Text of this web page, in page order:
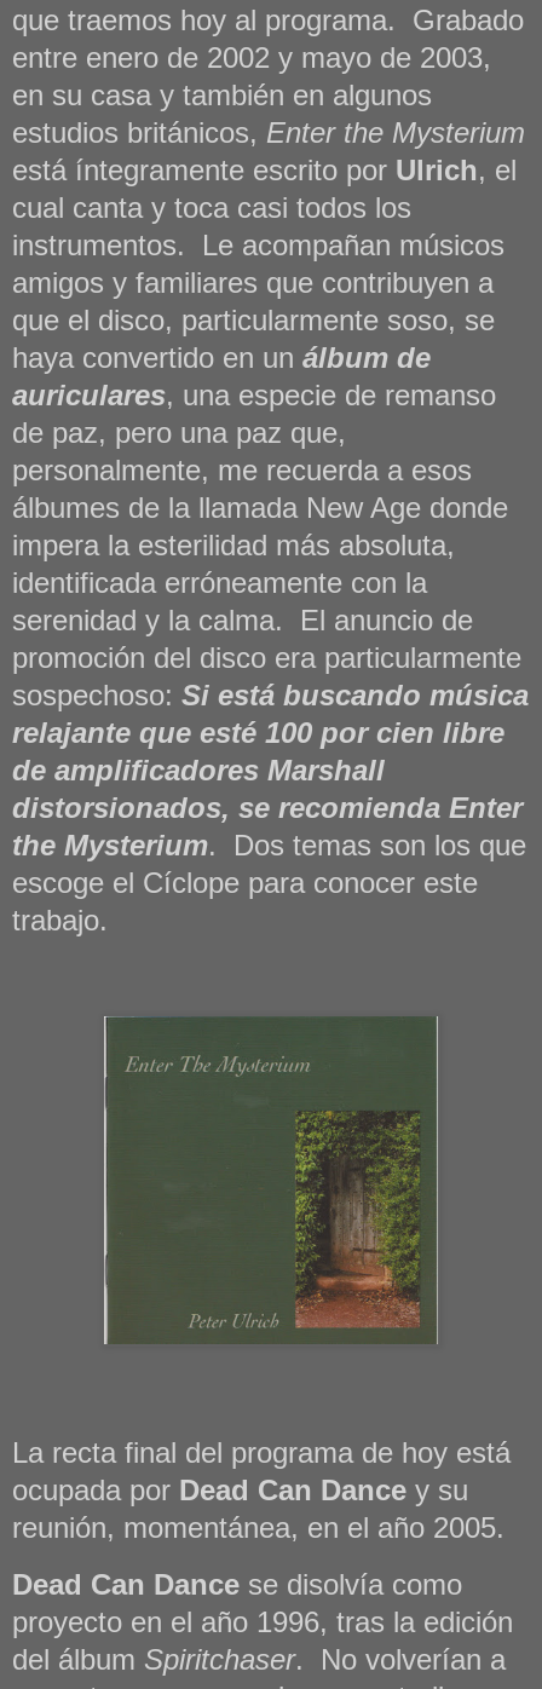
que traemos hoy al programa. Grabado
entre enero de 2002 y mayo de 2003,
en su casa y también en algunos
estudios británicos, Enter the Mysterium
está íntegramente escrito por Ulrich, el
cual canta y toca casi todos los
instrumentos. Le acompañan músicos
amigos y familiares que contribuyen a
que el disco, particularmente soso, se
haya convertido en un álbum de
auriculares, una especie de remanso
de paz, pero una paz que,
personalmente, me recuerda a esos
álbumes de la llamada New Age donde
impera la esterilidad más absoluta,
identificada erróneamente con la
serenidad y la calma. El anuncio de
promoción del disco era particularmente
sospechoso: Si está buscando música
relajante que esté 100 por cien libre
de amplificadores Marshall
distorsionados, se recomienda Enter
the Mysterium. Dos temas son los que
escoge el Cíclope para conocer este
trabajo.
La recta final del programa de hoy está
ocupada por Dead Can Dance y su
reunión, momentánea, en el año 2005.
Dead Can Dance se disolvía como
proyecto en el año 1996, tras la edición
del álbum Spiritchaser. No volverían a